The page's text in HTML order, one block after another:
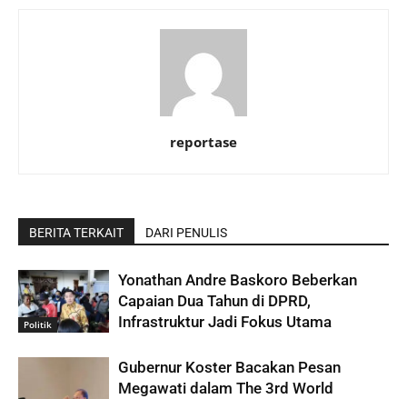
reportase
BERITA TERKAIT DARI PENULIS
Politik
Yonathan Andre Baskoro Beberkan
Capaian Dua Tahun di DPRD,
Infrastruktur Jadi Fokus Utama
Gubernur Koster Bacakan Pesan
Megawati dalam The 3rd World